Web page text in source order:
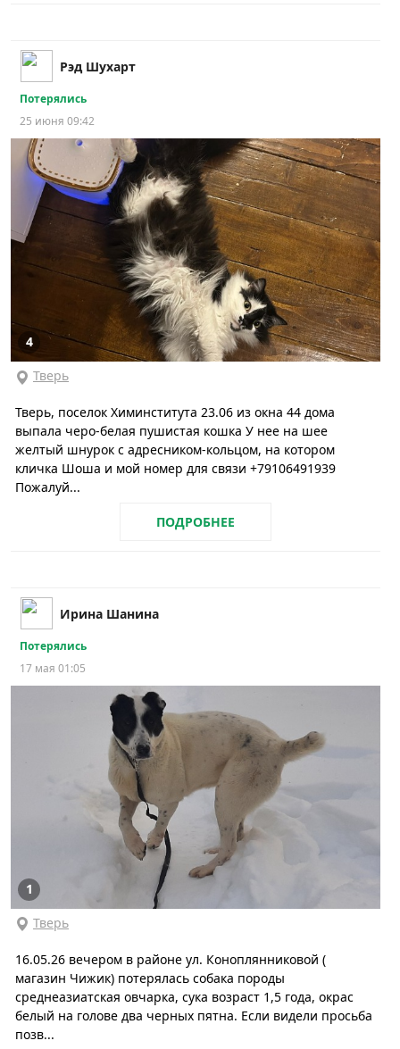
Рэд Шухарт
Потерялись
25 июня 09:42
4
Тверь
Тверь, поселок Химинститута 23.06 из окна 44 дома
выпала черо-белая пушистая кошка У нее на шее
желтый шнурок с адресником-кольцом, на котором
кличка Шоша и мой номер для связи +79106491939
Пожалуй...
ПОДРОБНЕЕ
Ирина Шанина
Потерялись
17 мая 01:05
1
Тверь
16.05.26 вечером в районе ул. Коноплянниковой (
магазин Чижик) потерялась собака породы
среднеазиатская овчарка, сука возраст 1,5 года, окрас
белый на голове два черных пятна. Если видели просьба
позв...